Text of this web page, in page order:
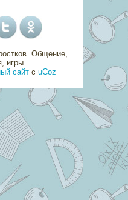
Общение,
игры...
сайт с uCoz